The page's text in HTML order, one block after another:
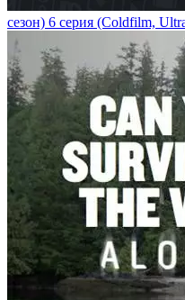
сезон) 6 серия (Coldfilm,